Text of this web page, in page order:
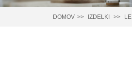
DOMOV IZDELKI